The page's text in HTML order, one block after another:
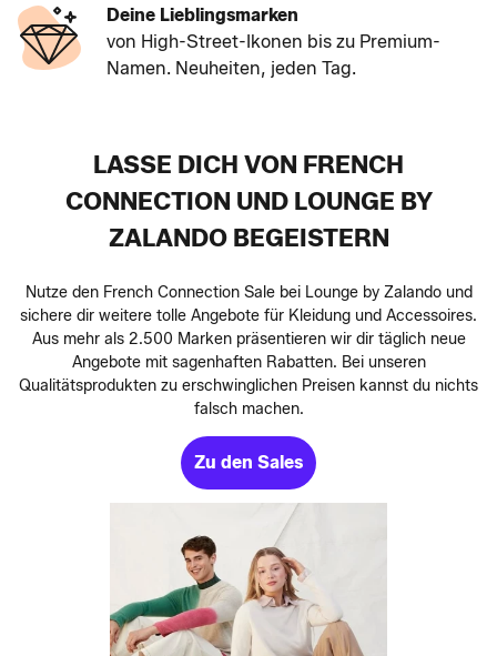
Deine Lieblingsmarken
von High-Street-Ikonen bis zu Premium-
Namen. Neuheiten, jeden Tag.
LASSE DICH VON FRENCH
CONNECTION UND LOUNGE BY
ZALANDO BEGEISTERN
Nutze den French Connection Sale bei Lounge by Zalando und
sichere dir weitere tolle Angebote für Kleidung und Accessoires.
Aus mehr als 2.500 Marken präsentieren wir dir täglich neue
Angebote mit sagenhaften Rabatten. Bei unseren
Qualitätsprodukten zu erschwinglichen Preisen kannst du nichts
falsch machen.
Zu den Sales